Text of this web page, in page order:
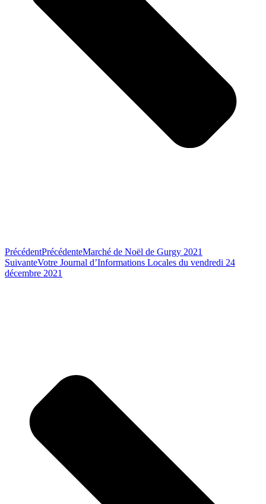
PrécédentPrécédenteMarché de Noël de Gurgy 2021
SuivanteVotre Journal d’Informations Locales du vendredi 24
décembre 2021